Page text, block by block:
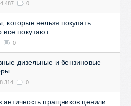
487 0
которые нельзя покупать
все покупают
0
дизельные и бензиновые
314 0
античность пращников ценили